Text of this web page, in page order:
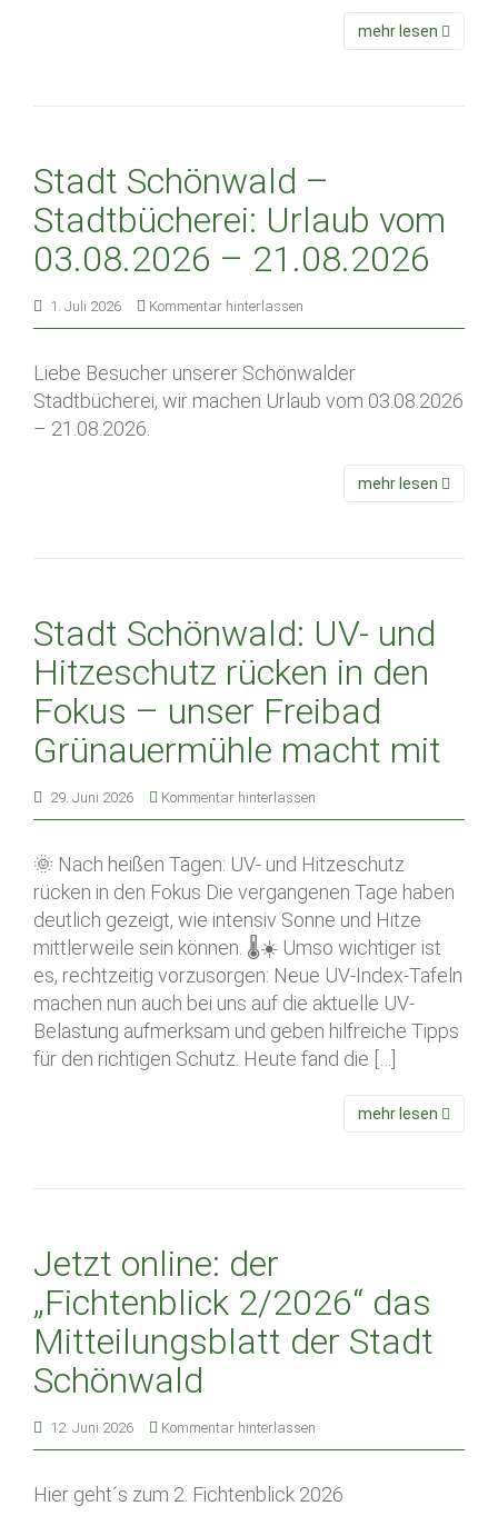
mehr lesen
Stadt Schönwald –
Stadtbücherei: Urlaub vom
03.08.2026 – 21.08.2026
1. Juli 2026 Kommentar hinterlassen
Liebe Besucher unserer Schönwalder
Stadtbücherei, wir machen Urlaub vom 03.08.2026
– 21.08.2026.
mehr lesen
Stadt Schönwald: UV- und
Hitzeschutz rücken in den
Fokus – unser Freibad
Grünauermühle macht mit
29. Juni 2026 Kommentar hinterlassen
🌞 Nach heißen Tagen: UV- und Hitzeschutz
rücken in den Fokus Die vergangenen Tage haben
deutlich gezeigt, wie intensiv Sonne und Hitze
mittlerweile sein können. 🌡️☀️ Umso wichtiger ist
es, rechtzeitig vorzusorgen: Neue UV-Index-Tafeln
machen nun auch bei uns auf die aktuelle UV-
Belastung aufmerksam und geben hilfreiche Tipps
für den richtigen Schutz. Heute fand die […]
mehr lesen
Jetzt online: der
„Fichtenblick 2/2026“ das
Mitteilungsblatt der Stadt
Schönwald
12. Juni 2026 Kommentar hinterlassen
Hier geht´s zum 2. Fichtenblick 2026